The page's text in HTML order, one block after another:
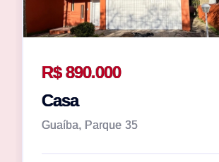
R$ 890.000
Casa
Guaíba, Parque 35